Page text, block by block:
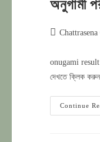
অনুগামী
Post
onugami result
দেখতে ক্লিক
Continue